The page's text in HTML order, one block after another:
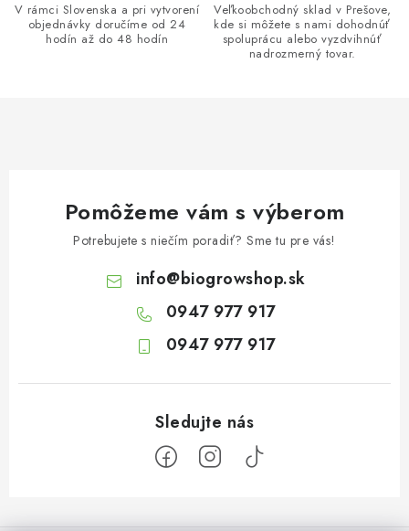
V rámci Slovenska a pri vytvorení
objednávky doručíme od 24
hodín až do 48 hodín
Veľkoobchodný sklad v Prešove,
kde si môžete s nami dohodnúť
spoluprácu alebo vyzdvihnúť
nadrozmerný tovar.
Pomôžeme vám s výberom
Potrebujete s niečím poradiť? Sme tu pre vás!
info@biogrowshop.sk
0947 977 917
0947 977 917